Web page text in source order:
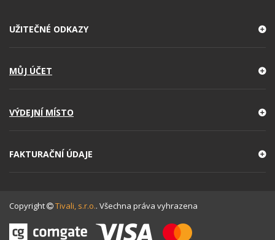
UŽITEČNÉ ODKAZY
MŮJ ÚČET
VÝDEJNÍ MÍSTO
FAKTURAČNÍ ÚDAJE
Copyright Tivali, s.r.o.. Všechna práva vyhrazena